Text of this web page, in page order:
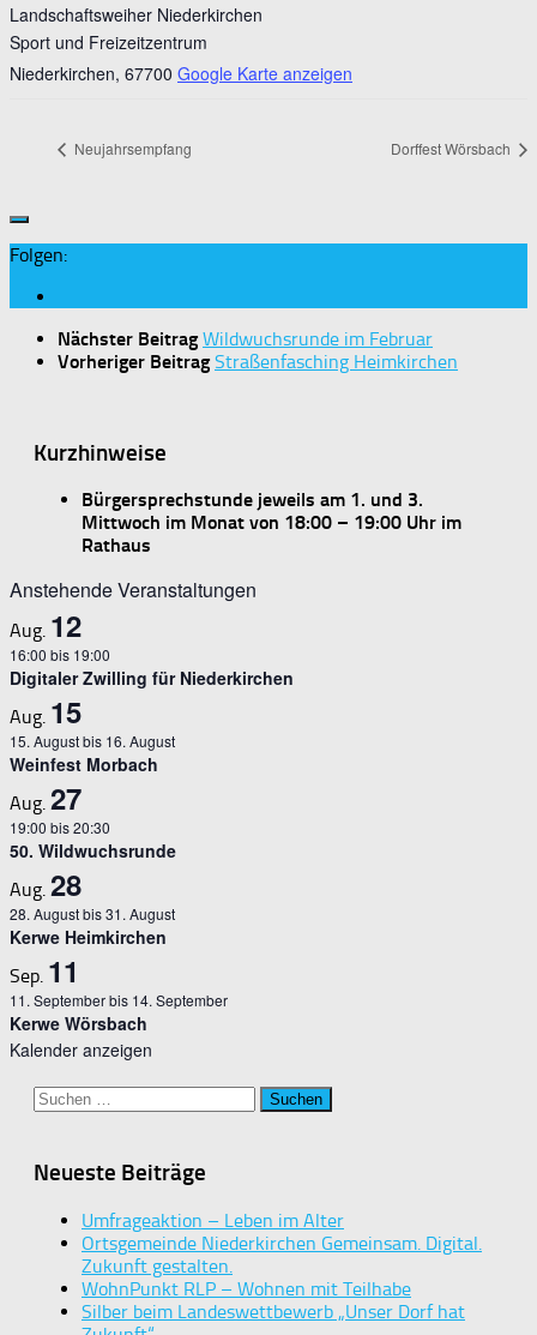
Landschaftsweiher Niederkirchen
Sport und Freizeitzentrum
Niederkirchen, 67700 Google Karte anzeigen
Neujahrsempfang Dorffest Wörsbach
Folgen:
Nächster Beitrag Wildwuchsrunde im Februar
Vorheriger Beitrag Straßenfasching Heimkirchen
Kurzhinweise
Bürgersprechstunde jeweils am 1. und 3.
Mittwoch im Monat von 18:00 – 19:00 Uhr im
Rathaus
Anstehende Veranstaltungen
Aug. 12
16:00 bis 19:00
Digitaler Zwilling für Niederkirchen
Aug. 15
15. Augustbis 16. August
Weinfest Morbach
Aug. 27
19:00 bis20:30
50. Wildwuchsrunde
Aug. 28
28. Augustbis31. August
Kerwe Heimkirchen
Sep. 11
11. Septemberbis 14. September
Kerwe Wörsbach
Kalender anzeigen
Suchen
Neueste Beiträge
Umfrageaktion – Leben im Alter
Ortsgemeinde Niederkirchen Gemeinsam. Digital.
Zukunft gestalten.
WohnPunkt RLP – Wohnen mit Teilhabe
Silber beim Landeswettbewerb „Unser Dorf hat